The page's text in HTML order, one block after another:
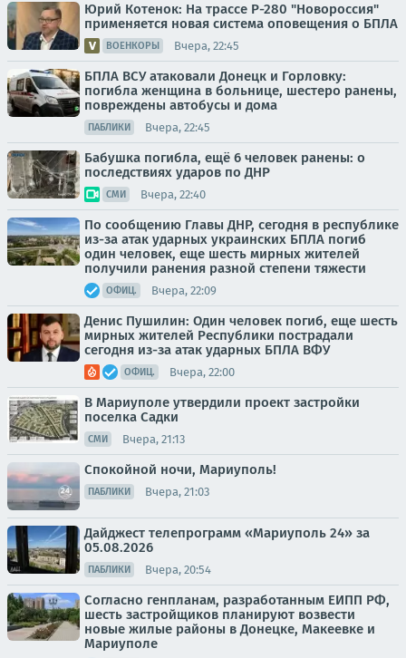
Юрий Котенок: На трассе Р-280 "Новороссия"
применяется новая система оповещения о БПЛА
ВОЕНКОРЫ Вчера, 22:45
БПЛА ВСУ атаковали Донецк и Горловку:
погибла женщина в больнице, шестеро ранены,
повреждены автобусы и дома
ПАБЛИКИ Вчера, 22:45
Бабушка погибла, ещё 6 человек ранены: о
последствиях ударов по ДНР
СМИ Вчера, 22:40
По сообщению Главы ДНР, сегодня в республике
из-за атак ударных украинских БПЛА погиб
один человек, еще шесть мирных жителей
получили ранения разной степени тяжести
ОФИЦ. Вчера, 22:09
Денис Пушилин: Один человек погиб, еще шесть
мирных жителей Республики пострадали
сегодня из-за атак ударных БПЛА ВФУ
ОФИЦ. Вчера, 22:00
В Мариуполе утвердили проект застройки
поселка Садки
СМИ Вчера, 21:13
Спокойной ночи, Мариуполь!
ПАБЛИКИ Вчера, 21:03
Дайджест телепрограмм «Мариуполь 24» за
05.08.2026
ПАБЛИКИ Вчера, 20:54
Согласно генпланам, разработанным ЕИПП РФ,
шесть застройщиков планируют возвести
новые жилые районы в Донецке, Макеевке и
Мариуполе